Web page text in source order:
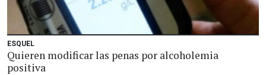
ESQUEL
Quieren modificar las penas por alcoholemia
positiva